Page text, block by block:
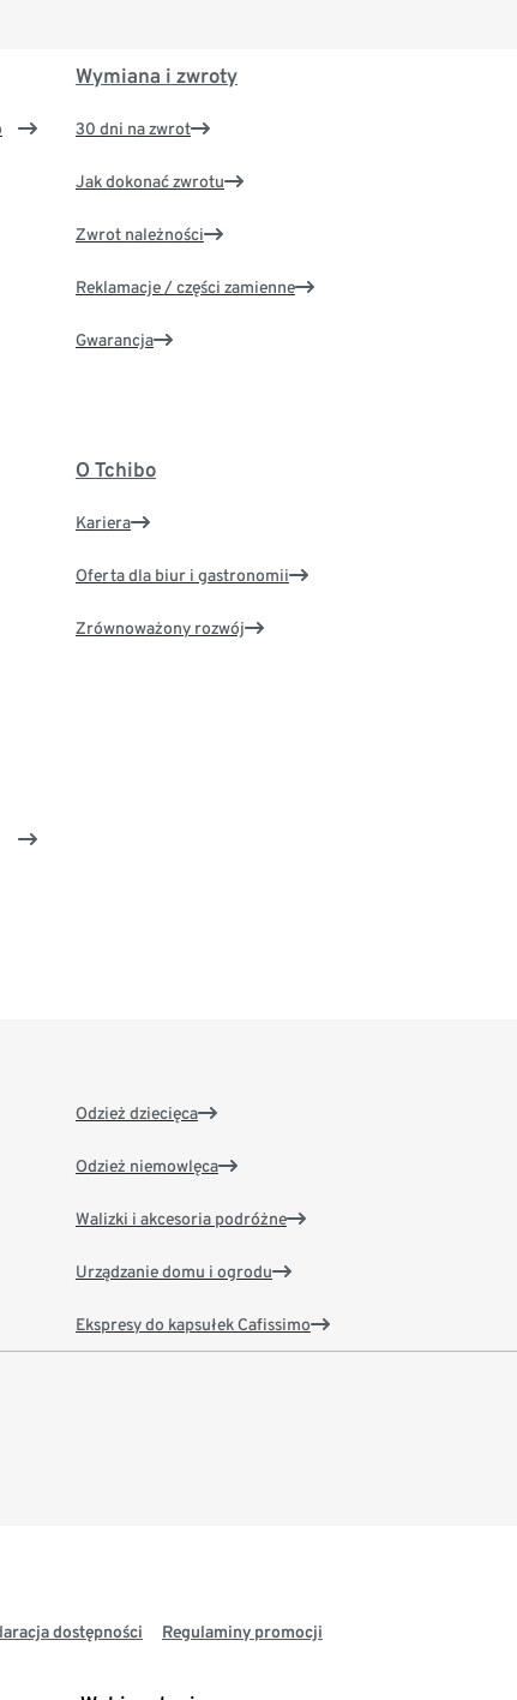
Wymiana i zwroty
30 dni na zwrot
Jak dokonać zwrotu
Zwrot należności
Reklamacje / części zamienne
Gwarancja
O Tchibo
Kariera
Oferta dla biur i gastronomii
Zrównoważony rozwój
Odzież dziecięca
Odzież niemowlęca
Walizki i akcesoria podróżne
Urządzanie domu i ogrodu
Ekspresy do kapsułek Cafissimo
dostępności Regulaminy promocji